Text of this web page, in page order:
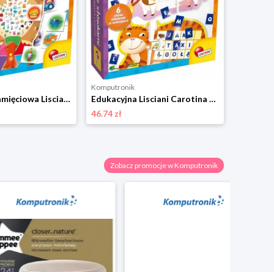
Edukacyjna,pamięciowa Lisciani Carotina Ćwiczę Pamięć PL57511
Komputronik
Edukacyjna Lisciani Carotina Loteria Ze Słówkami 57832
46.74 zł
Zobacz promocje w Komputronik